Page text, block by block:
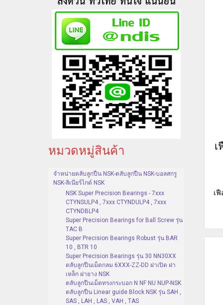
เ
เฟื
หมวดหมู่สินค้า
จำหน่ายตลับลูกปืน NSK-ตลับลูกปืน NSK-บอลสกรู
NSK-ลิเนียร์ไกด์ NSK
NSK Super Precision Bearings - 7xxx
CTYNSULP4 , 7xxx CTYNDULP4 , 7xxx
CTYNDBLP4
Super Precision Bearings for Ball Screw รุ่น
TAC B
Super Precision Bearings Robust รุ่น BAR
10 , BTR 10
Super Precision Bearings รุ่น 30 NN30XX
ตลับลูกปืนเม็ดกลม 6XXX-ZZ-DD ฝาเปิด ฝา
เหล็ก ฝายาง NSK
ตลับลูกปืนเม็ดทรงกระบอก N NF NU NUP-NSK
ตลับลูกปืน Linear guide Block NSK รุ่น SAH ,
SAS , LAH , LAS , VAH , TAS